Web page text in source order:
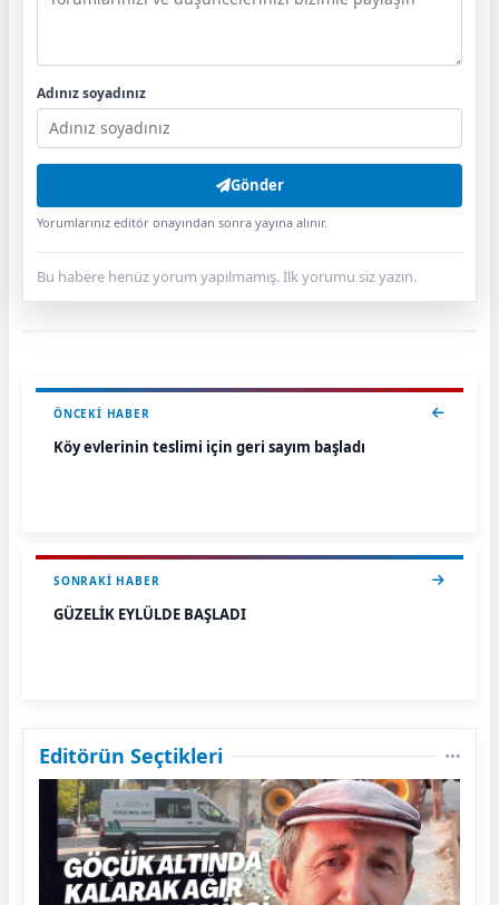
Adınız soyadınız
Gönder
Yorumlarınız editör onayından sonra yayına alınır.
Bu habere henüz yorum yapılmamış. İlk yorumu siz yazın.
ÖNCEKI HABER
Köy evlerinin teslimi için geri sayım başladı
SONRAKI HABER
GÜZELİK EYLÜLDE BAŞLADI
Editörün Seçtikleri